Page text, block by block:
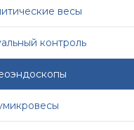
весы
контроль